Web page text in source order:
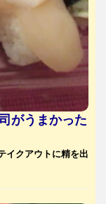
がうまかった
イクアウトに精を出